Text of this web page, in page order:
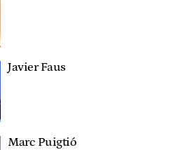
Javier Faus
Marc Puigtió